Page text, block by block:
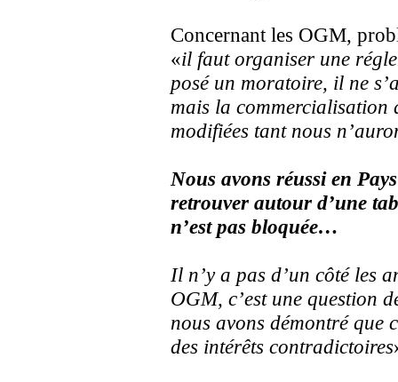
Concernant les OGM,
«il faut organiser une
posé un moratoire, il ne
mais la commercialisation
modifiées tant nous
Nous avons réussi en
retrouver autour d’une
n’est pas bloquée…
Il n’y a pas d’un côté les
OGM, c’est une question
nous avons démontré que
des intérêts contradictoires